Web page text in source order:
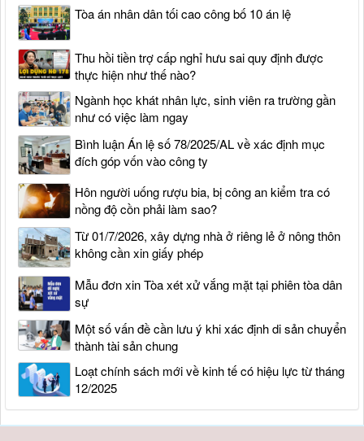
Tòa án nhân dân tối cao công bố 10 án lệ
Thu hồi tiền trợ cấp nghỉ hưu sai quy định được
thực hiện như thế nào?
Ngành học khát nhân lực, sinh viên ra trường gần
như có việc làm ngay
Bình luận Án lệ số 78/2025/AL về xác định mục
đích góp vốn vào công ty
Hôn người uống rượu bia, bị công an kiểm tra có
nồng độ cồn phải làm sao?
Từ 01/7/2026, xây dựng nhà ở riêng lẻ ở nông thôn
không cần xin giấy phép
Mẫu đơn xin Tòa xét xử vắng mặt tại phiên tòa dân
sự
Một số vấn đề cần lưu ý khi xác định di sản chuyển
thành tài sản chung
Loạt chính sách mới về kinh tế có hiệu lực từ tháng
12/2025